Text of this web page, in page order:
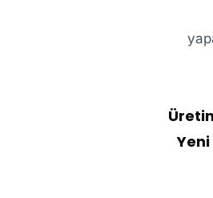
2.
Yeni